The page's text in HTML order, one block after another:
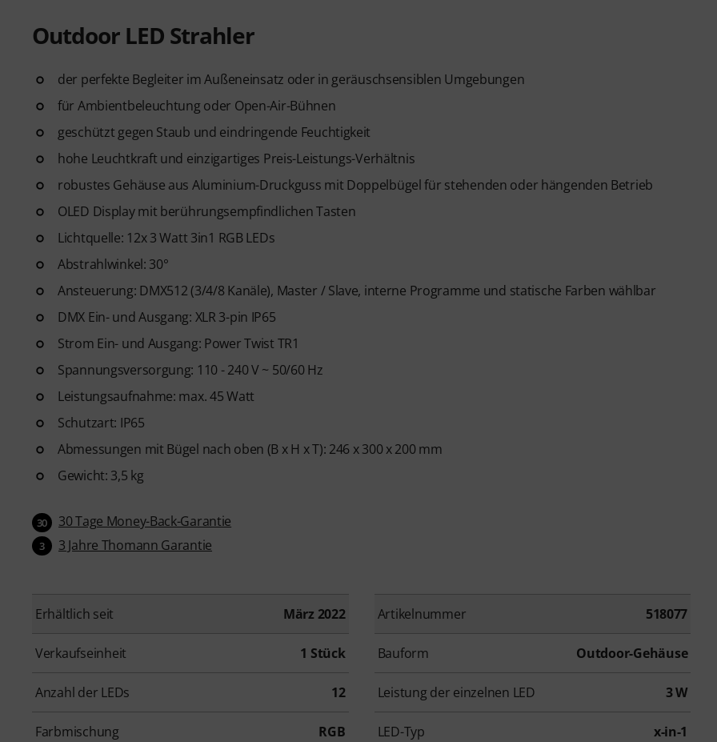
Outdoor LED Strahler
der perfekte Begleiter im Außeneinsatz oder in geräuschsensiblen Umgebungen
für Ambientbeleuchtung oder Open-Air-Bühnen
geschützt gegen Staub und eindringende Feuchtigkeit
hohe Leuchtkraft und einzigartiges Preis-Leistungs-Verhältnis
robustes Gehäuse aus Aluminium-Druckguss mit Doppelbügel für stehenden oder hängenden Betrieb
OLED Display mit berührungsempfindlichen Tasten
Lichtquelle: 12x 3 Watt 3in1 RGB LEDs
Abstrahlwinkel: 30°
Ansteuerung: DMX512 (3/4/8 Kanäle), Master / Slave, interne Programme und statische Farben wählbar
DMX Ein- und Ausgang: XLR 3-pin IP65
Strom Ein- und Ausgang: Power Twist TR1
Spannungsversorgung: 110 - 240 V ~ 50/60 Hz
Leistungsaufnahme: max. 45 Watt
Schutzart: IP65
Abmessungen mit Bügel nach oben (B x H x T): 246 x 300 x 200 mm
Gewicht: 3,5 kg
30 30 Tage Money-Back-Garantie
3 3 Jahre Thomann Garantie
Erhältlich seit März 2022 Artikelnummer 518077
Verkaufseinheit 1 Stück Bauform Outdoor-Gehäuse
Anzahl der LEDs 12 Leistung der einzelnen LED 3 W
Farbmischung RGB LED-Typ x-in-1